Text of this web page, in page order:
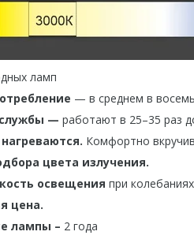
ламп
— в среднем в
— работают в 25–35 раз
Комфортно
цвета излучения.
освещения при
цена.
лампы – 2 года